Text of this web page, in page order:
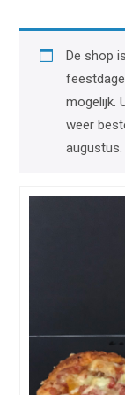
De shop
mogelijk.
weer
augustus.